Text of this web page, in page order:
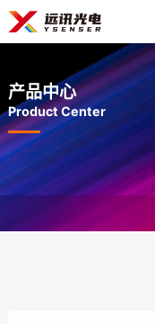
产品中心
Product Center